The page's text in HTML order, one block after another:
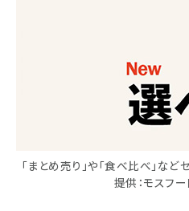
「まとめ売り」や「食べ比べ」な
提供：モスフー